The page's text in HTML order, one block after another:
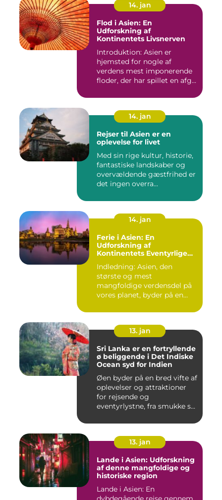
14. jan
Flod i Asien: En
Udforskning af
Kontinentets Livsnerven
Introduktion: Asien er
hjemsted for nogle af
verdens mest imponerende
floder, der har spillet en afg...
14. jan
Rejser til Asien er en
oplevelse for livet
Med sin rige kultur, historie,
fantastiske landskaber og
overvældende gæstfrihed er
det ingen overra...
14. jan
Ferie i Asien: En
Udforskning af
Kontinentets Eventyrlige
Indledning: Asien, den
største og mest
mangfoldige verdensdel på
vores planet, byder på en
13. jan
Sri Lanka er en fortryllende
ø beliggende i Det Indiske
Ocean syd for Indien
Øen byder på en bred vifte af
oplevelser og attraktioner
for rejsende og
eventyrlystne, fra smukke s...
13. jan
Lande i Asien: Udforskning
af denne mangfoldige og
historiske region
Lande i Asien: En